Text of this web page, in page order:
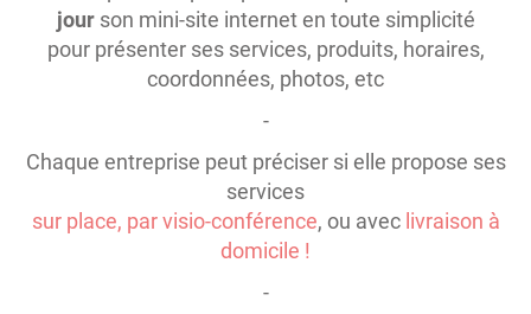
jourson mini-site internet en toute simplicité
pour présenter ses services, produits, horaires,
coordonnées, photos, etc
-
Chaque entreprise peut préciser si elle propose ses
services
sur place, par visio-conférence, ou avec livraison à
domicile !
-